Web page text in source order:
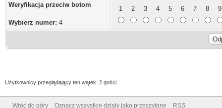
Weryfikacja przeciw botom
Wybierz numer: 4
1 2 3 4 5 6 7 8 9
Użytkownicy przeglądający ten wątek: 2 gości
Wróć do góry Oznacz wszystkie działy jako przeczytane RSS